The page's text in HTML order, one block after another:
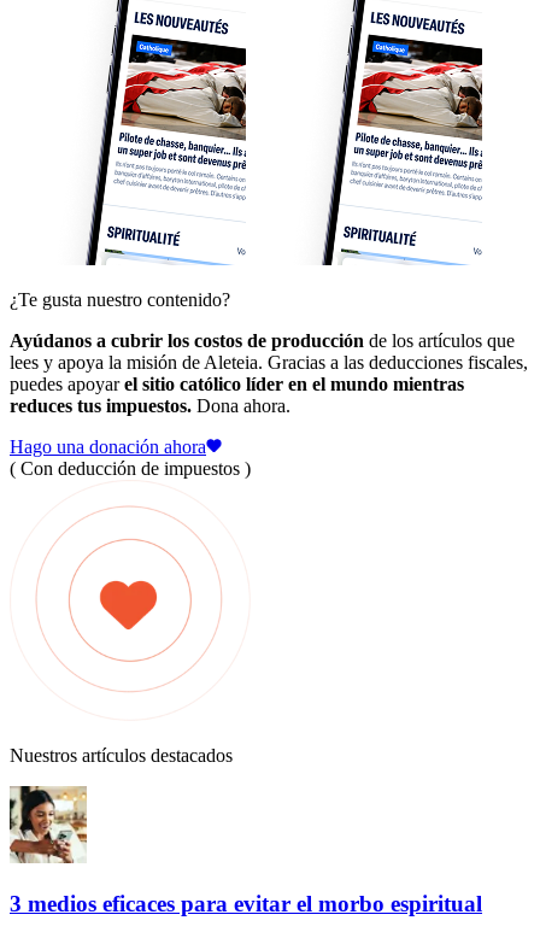
¿Te gusta nuestro contenido?
Ayúdanos a cubrir los costos de producción de los artículos que
lees y apoya la misión de Aleteia. Gracias a las deducciones fiscales,
puedes apoyarel sitio católico líder en el mundo mientras
reduces tus impuestos. Dona ahora.
Hago una donación ahora
( Con deducción de impuestos )
Nuestros artículos destacados
3 medios eficaces para evitar el morbo espiritual